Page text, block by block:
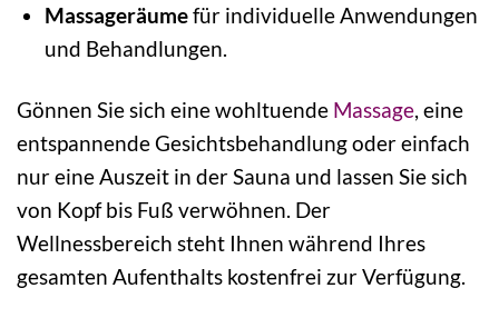
Massageräumefür individuelle Anwendungen
und Behandlungen.
Gönnen Sie sich eine wohltuende Massage , eine
entspannende Gesichtsbehandlung oder einfach
nur eine Auszeit in der Sauna und lassen Sie sich
von Kopf bis Fuß verwöhnen. Der
Wellnessbereich steht Ihnen während Ihres
gesamten Aufenthalts kostenfrei zur Verfügung.